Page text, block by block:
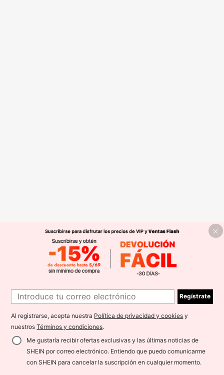
Regístrate
Al registrarse, acepta nuestra Política de privacidad y cookies y
nuestrosTérminos y condiciones.
Me gustaría recibir ofertas exclusivas y las últimas noticias de
SHEIN por correo electrónico. Entiendo que puedo comunicarme
con SHEIN para cancelar la suscripción en cualquier momento.